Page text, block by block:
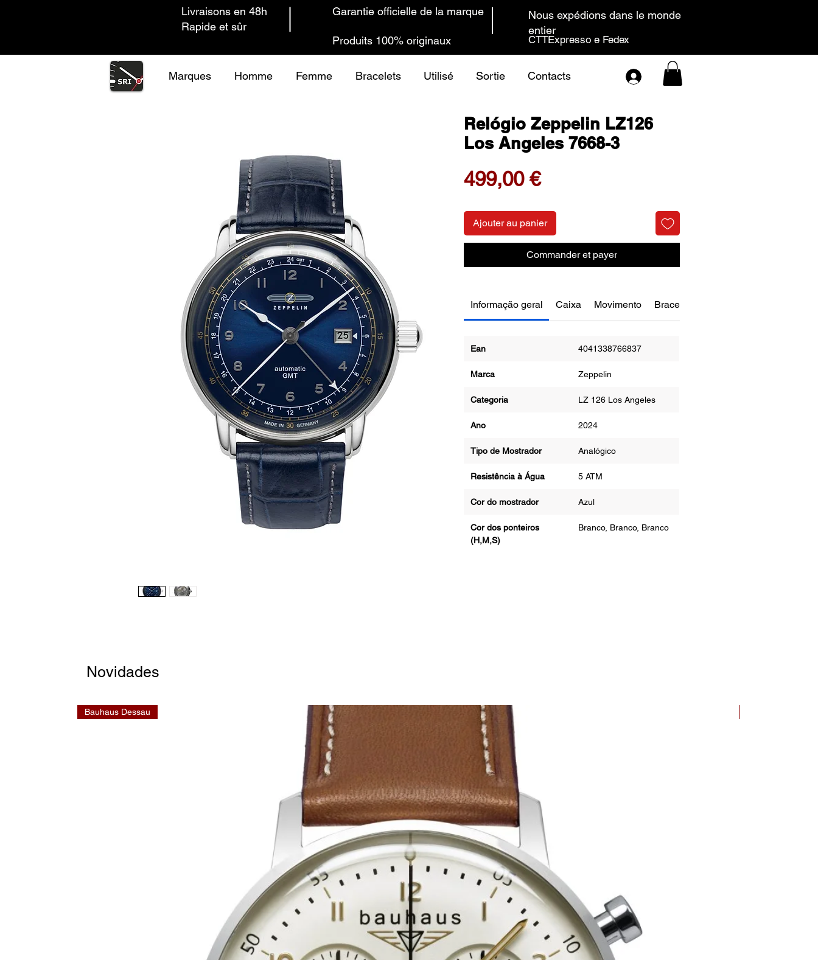
Livraisons en 48h
Rapide et sûr
Produits 100% originaux
Garantie officielle de la marque
Nous expédions dans le monde
entier
CTTExpresso e Fedex
Marques Homme Femme Bracelets Utilisé Sortie Contacts
Relógio Zeppelin LZ126
Los Angeles 7668-3
499,00 €Prix
Ajouter au panier
Commander et payer
Informação geral Caixa Movimento Bracelete
Ean 4041338766837
Marca Zeppelin
Categoria LZ 126 Los Angeles
Ano 2024
Tipo de Mostrador Analógico
Resistência à Água 5 ATM
Cor do mostrador Azul
Cor dos ponteiros
(H,M,S)
Branco, Branco, Branco
Novidades
Bauhaus Dessau